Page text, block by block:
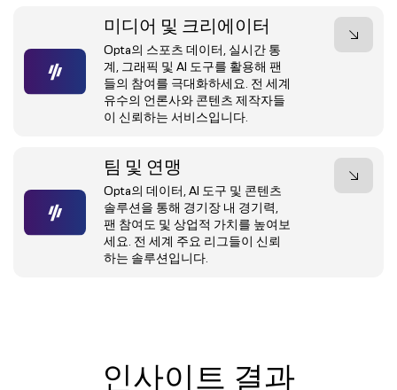
미디어 및 크리에이터
Opta의 스포츠 데이터, 실시간 통
계, 그래픽 및 AI 도구를 활용해 팬
들의 참여를 극대화하세요. 전 세계
유수의 언론사와 콘텐츠 제작자들
이 신뢰하는 서비스입니다.
팀 및 연맹
Opta의 데이터, AI 도구 및 콘텐츠
솔루션을 통해 경기장 내 경기력,
팬 참여도 및 상업적 가치를 높여보
세요. 전 세계 주요 리그들이 신뢰
하는 솔루션입니다.
인사이트 결과